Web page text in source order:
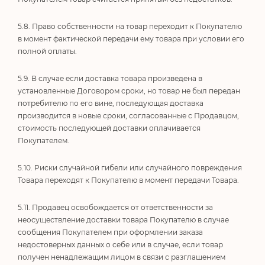
5.8. Право собственности на товар переходит к Покупателю
в момент фактической передачи ему товара при условии его
полной оплаты.
5.9. В случае если доставка товара произведена в
установленные Договором сроки, но товар не был передан
потребителю по его вине, последующая доставка
производится в новые сроки, согласованные с Продавцом,
стоимость последующей доставки оплачивается
Покупателем.
5.10. Риски случайной гибели или случайного повреждения
Товара переходят к Покупателю в момент передачи Товара.
5.11. Продавец освобождается от ответственности за
неосуществление доставки товара Покупателю в случае
сообщения Покупателем при оформлении заказа
недостоверных данных о себе или в случае, если товар
получен ненадлежащим лицом в связи с разглашением